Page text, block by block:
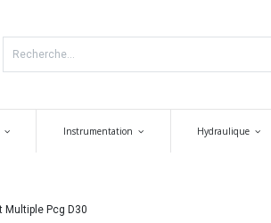
Instrumentation Hydraulique